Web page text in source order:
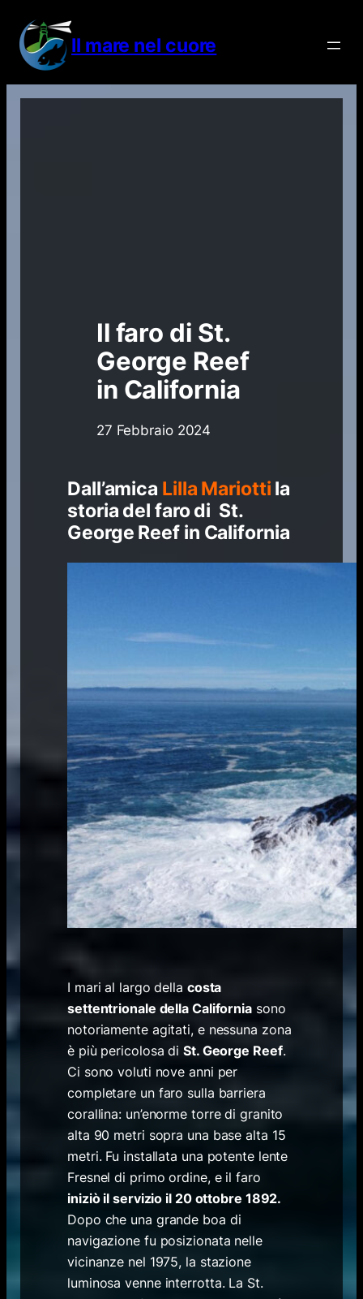
contenuto
Il mare nel cuore
Il faro di St.
George Reef
in California
27 Febbraio 2024
Dall’amica Lilla Mariotti la
storia del faro di St.
George Reef in California
I mari al largo della costa
settentrionale della California sono
notoriamente agitati, e nessuna zona
è più pericolosa diSt. George Reef.
Ci sono voluti nove anni per
completare un faro sulla barriera
corallina: un’enorme torre di granito
alta 90 metri sopra una base alta 15
metri. Fu installata una potente lente
Fresnel di primo ordine, e il faro
iniziò il servizio il 20 ottobre 1892.
Dopo che una grande boa di
navigazione fu posizionata nelle
vicinanze nel 1975, la stazione
luminosa venne interrotta. La St.